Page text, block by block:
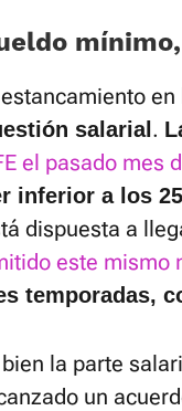
salarial .
el pasado mes
inferior a los
dispuesta a
este mismo
temporadas,
la parte
un